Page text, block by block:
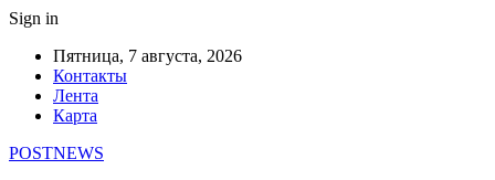
Sign in
Пятница, 7 августа, 2026
Контакты
Лента
Карта
POSTNEWS